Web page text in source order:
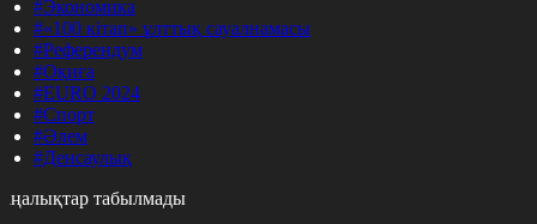
#Экономика
#«100 кітап» ұлттық сауалнамасы
#Референдум
#Оқиға
#EURO 2024
#Спорт
#Әлем
#Денсаулық
табылмады